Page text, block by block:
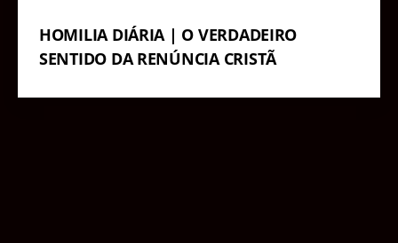
HOMILIA DIÁRIA | O VERDADEIRO
SENTIDO DA RENÚNCIA CRISTÃ